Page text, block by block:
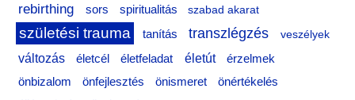
rebirthing sors spiritualitás szabad akarat
születési trauma tanítás transzlégzés veszélyek
változás életcél életfeladat életút
érzelmek
önbizalom
önfejlesztés önismeret
önértékelés